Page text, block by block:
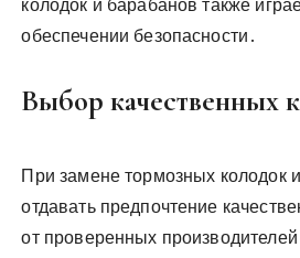
колодок и барабанов также
обеспечении безопасности․
Выбор качественных
При замене тормозных колодок
отдавать предпочтение
от проверенных